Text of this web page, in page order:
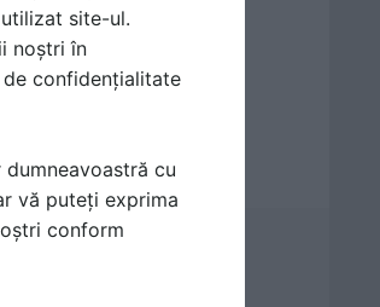
site-ul.
noștri în
confidențialitate
cu
vă puteți exprima
conform